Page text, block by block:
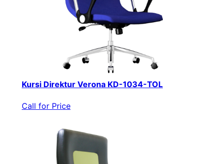
Kursi Direktur Verona KD-1034-TOL
Call for Price